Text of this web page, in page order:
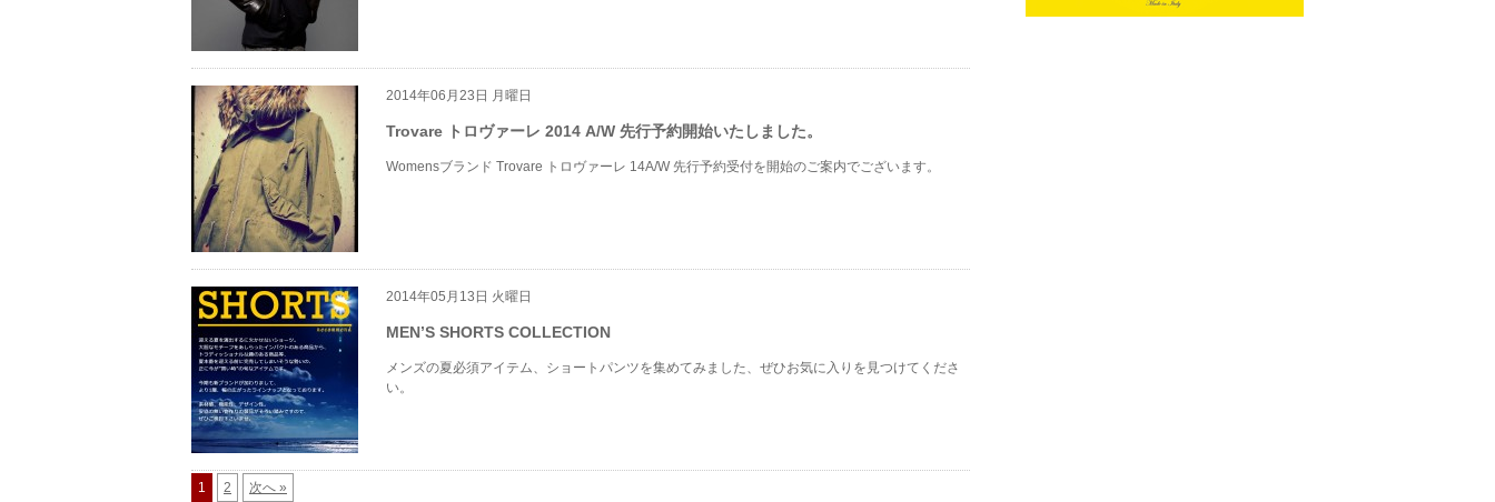
2014年06月23日 月曜日
Trovare トロヴァーレ 2014 A/W 先行予約開始いたしました。
Womensブランド Trovare トロヴァーレ 14A/W 先行予約受付を開始のご案内でございます。
2014年05月13日 火曜日
MEN’S SHORTS COLLECTION
メンズの夏必須アイテム、ショートパンツを集めてみました、ぜひお気に入りを見つけてくださ
い。
1 2 次へ »